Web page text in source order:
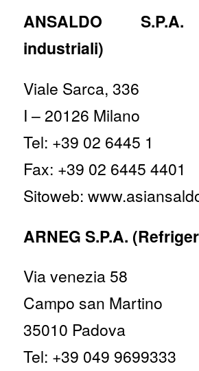
ANSALDO
industriali)
Viale Sarca, 336
I – 20126 Milano
Tel: +39 02 6445 1
Fax: +39 02 6445 4401
Sitoweb:
ARNEG S.P.A.
Via venezia 58
Campo san Martino
35010 Padova
Tel: +39 049 9699333